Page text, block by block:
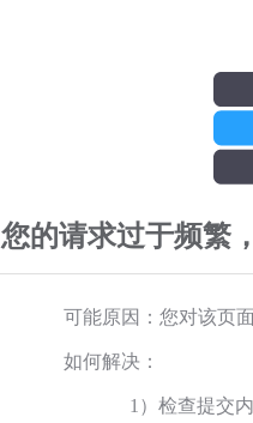
您的请求过于频繁
可能原因：您对该页
如何解决：
1）检查提交